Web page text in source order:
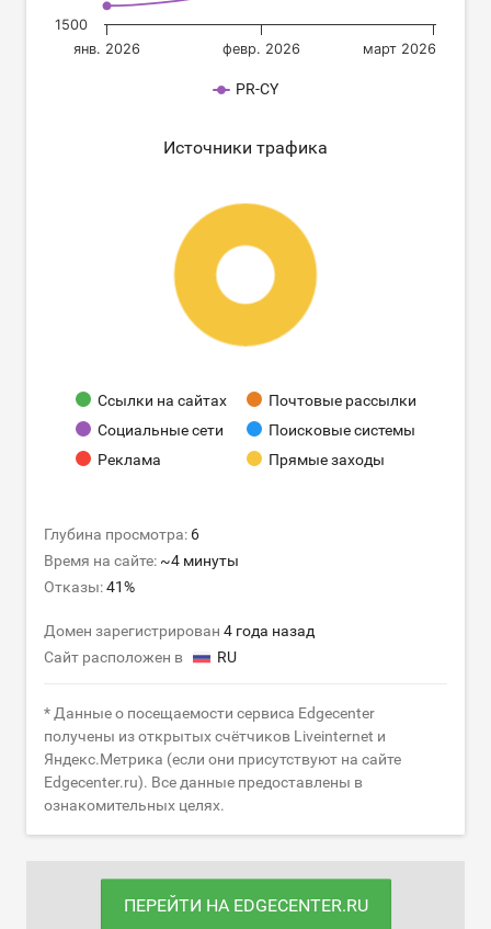
ПЕРЕЙТИ НА EDGECENTER.RU
PR-CY
янв. 2026 февр. 2026 март 2026
1500
Источники трафика
Ссылки на сайтах
Почтовые рассылки
Социальные сети
Поисковые системы
Реклама
Прямые заходы
Глубина просмотра: 6
Время на сайте: ~4 минуты
Отказы:41%
Домен зарегистрирован 4 года назад
Сайт расположен в
RU
* Данные о посещаемости сервиса Edgecenter
получены из открытых счётчиков Liveinternet и
Яндекс.Метрика (если они присутствуют на сайте
Edgecenter.ru). Все данные предоставлены в
ознакомительных целях.